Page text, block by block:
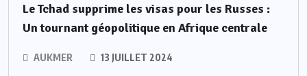
Le Tchad supprime les visas pour les Russes :
Un tournant géopolitique en Afrique centrale
AUKMER 13 JUILLET 2024